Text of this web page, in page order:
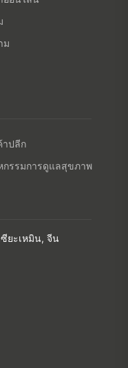
ม
าปลีก
กรรมการดูแลสุขภาพ
ซียะเหมิน, จีน